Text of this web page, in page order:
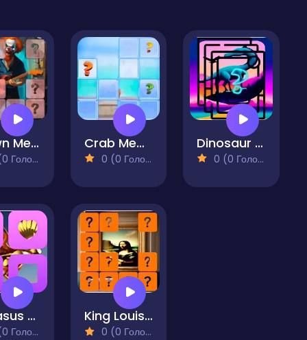
Clown Memory Match Game Crab Memory Match
0 (0 Голосів)
Dinosaur Memory Match
0 (0 Голосів)
Pegasus Memory Match King Louis XIV Memory Match
0 (0 Голосів)